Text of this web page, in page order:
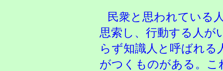
民衆と思われている
思索し、行動する人が
らず知識人と呼ばれる
がつくものがある。こ